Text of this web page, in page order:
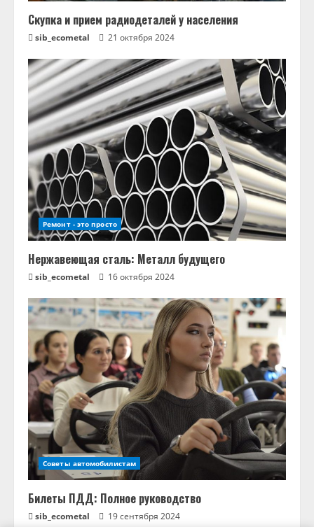
Скупка и прием радиодеталей у населения
sib_ecometal 21 октября 2024
Ремонт - это просто
Нержавеющая сталь: Металл будущего
sib_ecometal 16 октября 2024
Советы автомобилистам
Билеты ПДД: Полное руководство
sib_ecometal 19 сентября 2024